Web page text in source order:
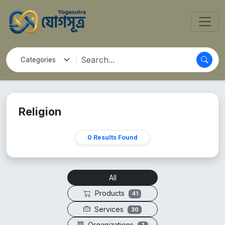
Religion
0 Results Found
All
Products
41
Services 30